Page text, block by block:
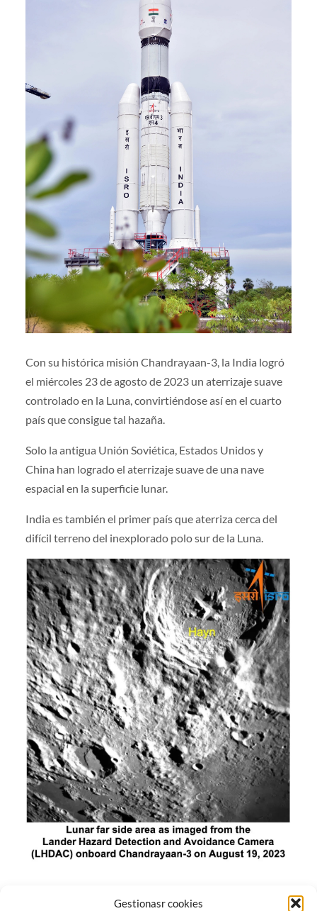
Gestionasr cookies
Con su histórica misión Chandrayaan-3, la India logró
el miércoles 23 de agosto de 2023 un aterrizaje suave
controlado en la Luna, convirtiéndose así en el cuarto
país que consigue tal hazaña.
Solo la antigua Unión Soviética, Estados Unidos y
China han logrado el aterrizaje suave de una nave
espacial en la superficie lunar.
India es también el primer país que aterriza cerca del
difícil terreno del inexplorado polo sur de la Luna.